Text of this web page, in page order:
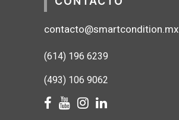
contacto@smartcondition.mx
(614) 196 6239
(493) 106 9062